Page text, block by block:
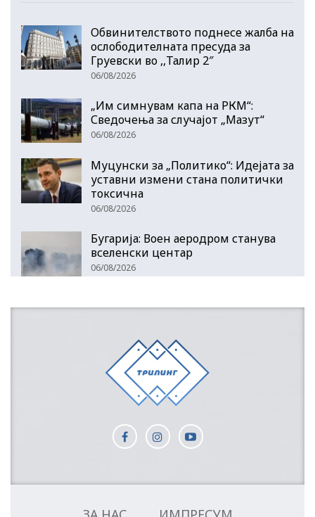
Обвинителството поднесе жалба на
ослободителната пресуда за
Груевски во ,,Талир 2″
06/08/2026
„Им симнувам капа на РКМ“:
Сведочења за случајот „Мазут“
06/08/2026
Муцунски за „Политико“: Идејата за
уставни измени стана политички
токсична
06/08/2026
Бугарија: Воен аеродром станува
вселенски центар
06/08/2026